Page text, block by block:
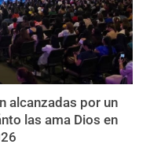
alcanzadas por un
las ama Dios en